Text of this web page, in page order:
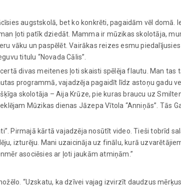
augstskolā, bet ko konkrēti, pagaidām vēl domā.
ļoti patīk dziedāt. Mamma ir mūzikas skolotāja,
vāku un paspēlēt. Vairākas reizes esmu
titulu “Novada Cālis”.
divas meitenes ļoti skaisti spēlēja flautu. Man tas
programmā, vajadzēja pagaidīt līdz astoņu gadu
skolotāja – Aija Krūze, pie kuras braucu uz
Mūzikas dienas Jāzepa Vītola “Anniņās”. Tās
Pirmajā kārtā vajadzēja nosūtīt video. Tieši tobrīd
izturēju. Mani uzaicināja uz finālu, kurā
asociēsies ar ļoti jaukām atmiņām.”
“Uzskatu, ka dzīvei vajag izvirzīt daudzus